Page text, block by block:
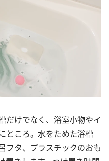
だけでなく、浴室小物やイ
ところ。水をためた浴槽
フタ、プラスチックのおも